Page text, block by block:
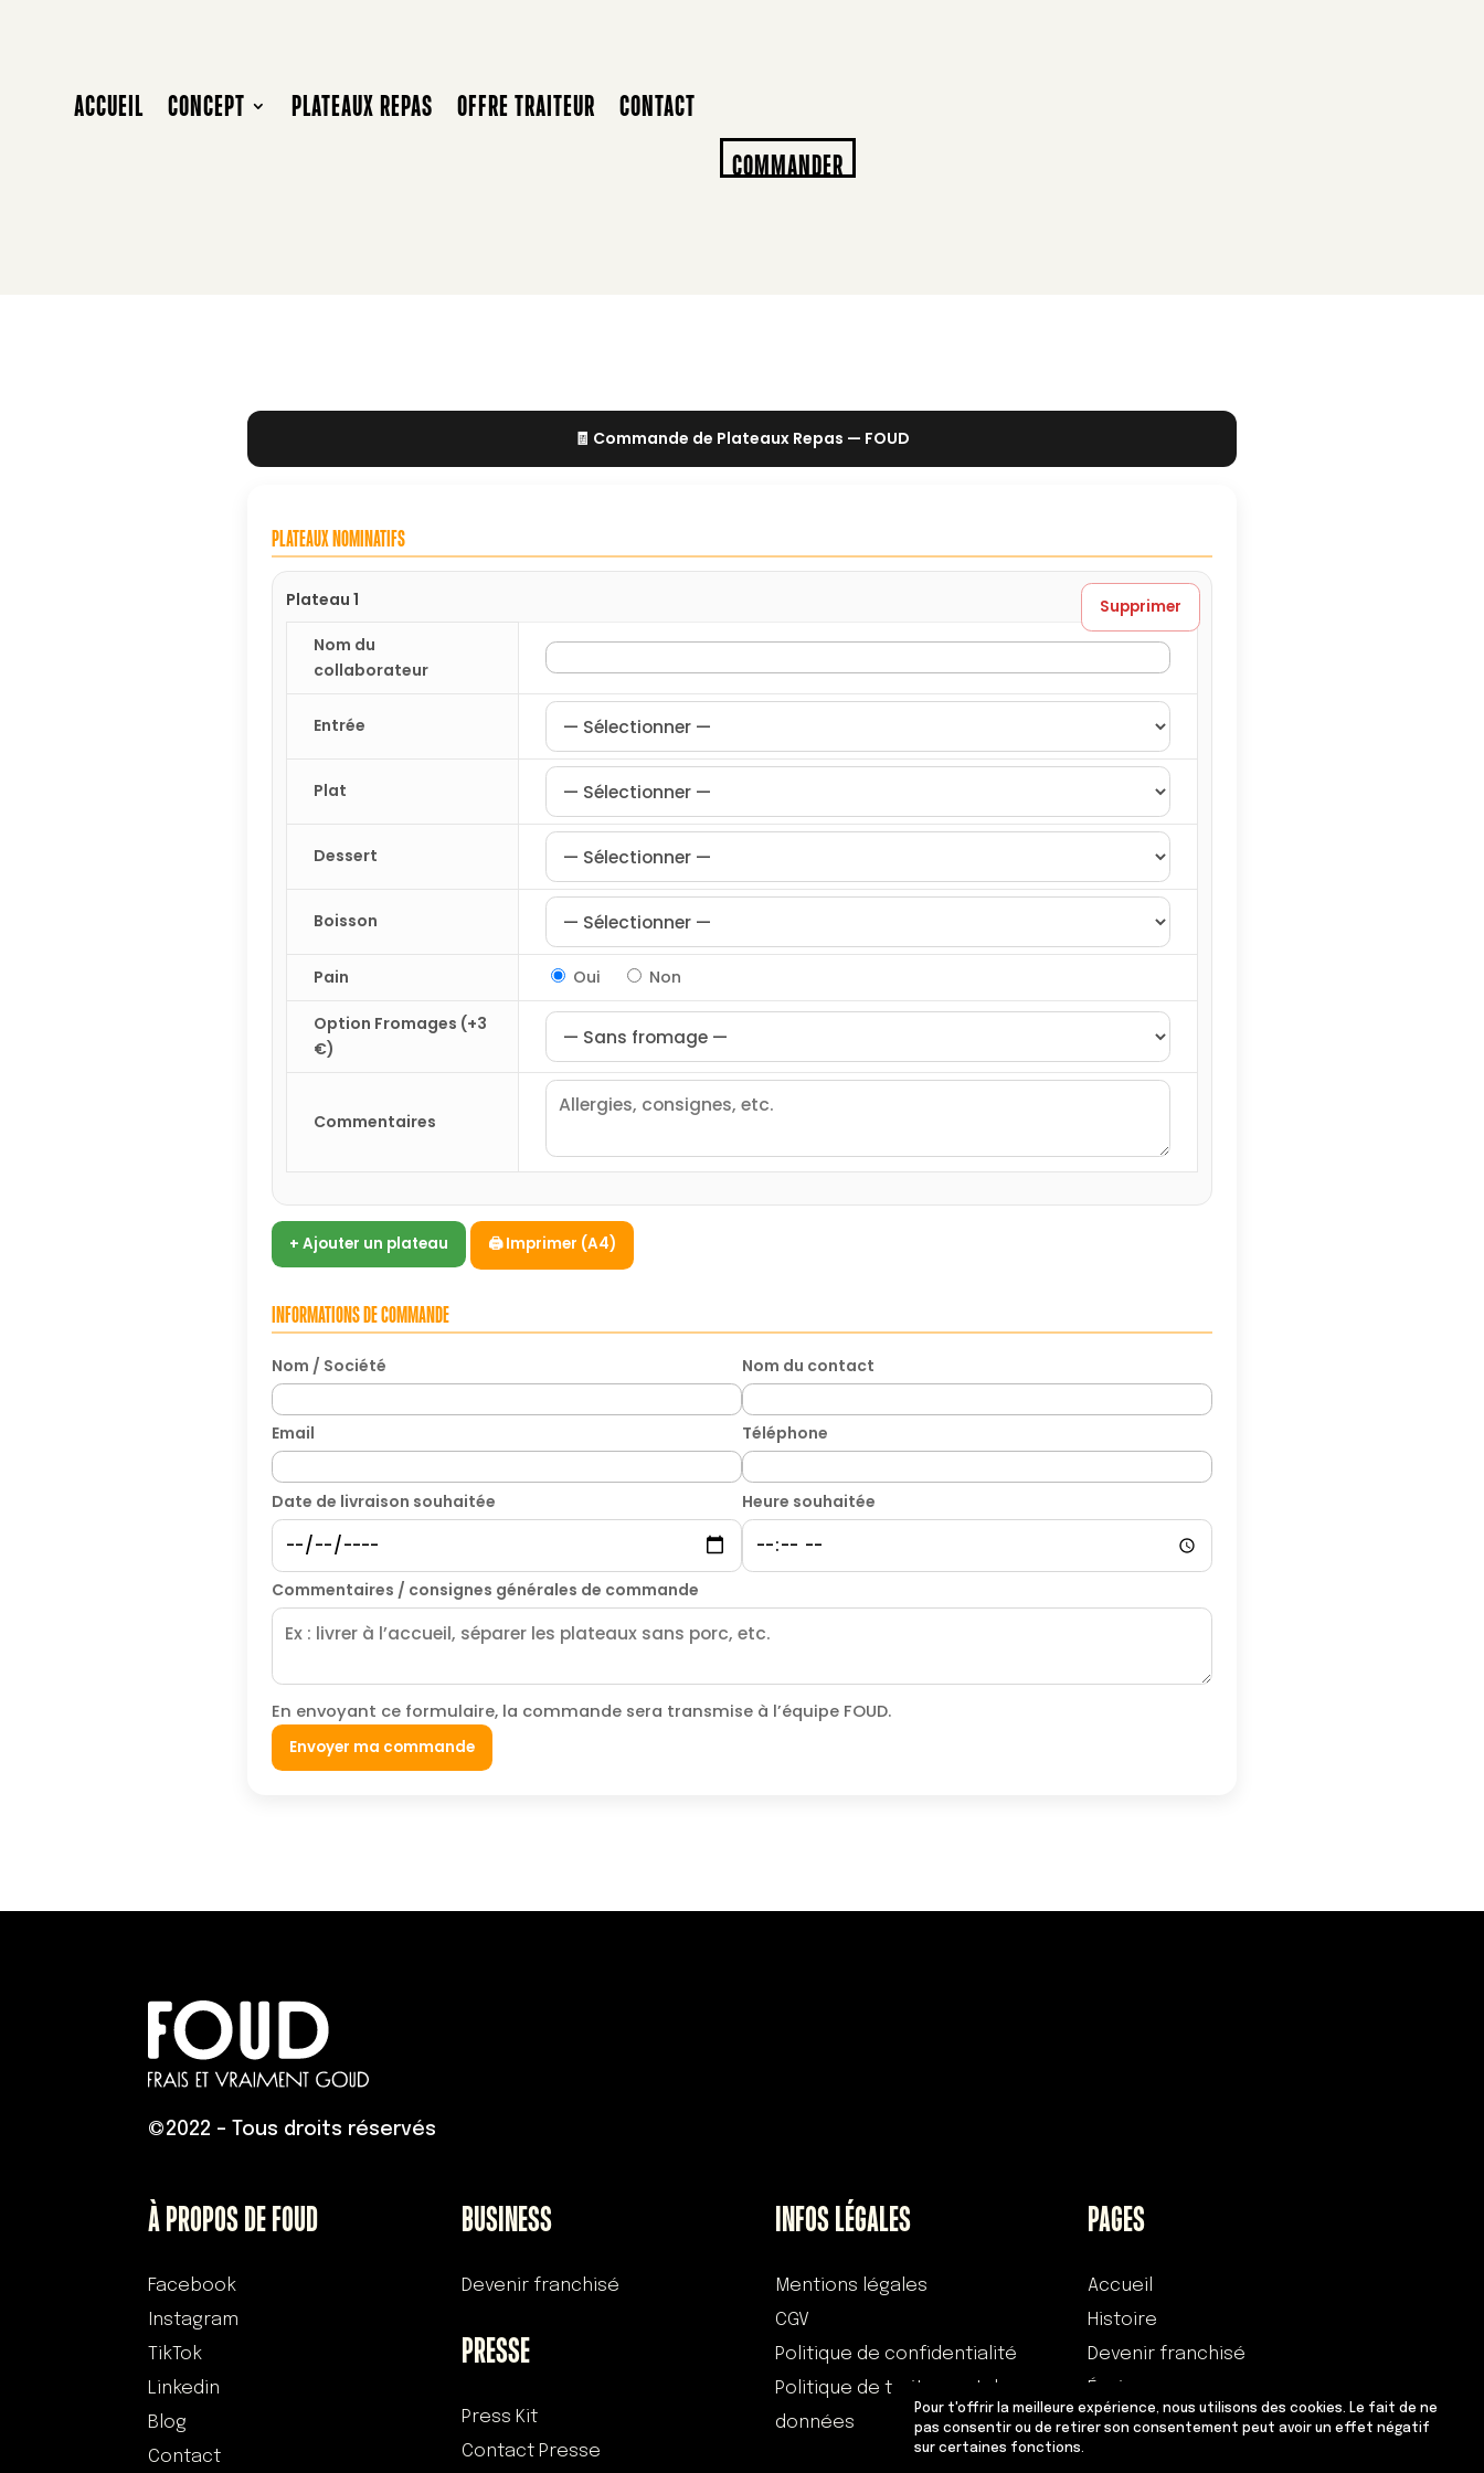
Pour t'offrir la meilleure expérience, nous utilisons des cookies. Le fait de ne
pas consentir ou de retirer son consentement peut avoir un effet négatif
sur certaines fonctions.
ACCUEIL CONCEPT PLATEAUX REPAS OFFRE TRAITEUR
CONTACT
COMMANDER
🧾 Commande de Plateaux Repas — FOUD
PLATEAUX NOMINATIFS
Supprimer
Plateau 1
Nom du
collaborateur
Entrée
Plat
Dessert
Boisson
Pain Oui Non
Option Fromages (+3
€)
Commentaires
+ Ajouter un plateau 🖨️ Imprimer (A4)
INFORMATIONS DE COMMANDE
Nom / Société Nom du contact
Email Téléphone
Date de livraison souhaitée Heure souhaitée
Commentaires / consignes générales de commande
En envoyant ce formulaire, la commande sera transmise à l’équipe FOUD.
Envoyer ma commande
©2022 – Tous droits réservés
À PROPOS DE FOUD
Facebook
Instagram
TikTok
Linkedin
Blog
Contact
BUSINESS
Devenir franchisé
PRESSE
Press Kit
Contact Presse
INFOS LÉGALES
Mentions légales
CGV
Politique de confidentialité
Politique de traitement des
données
PAGES
Accueil
Histoire
Devenir franchisé
Équipe
Adresses